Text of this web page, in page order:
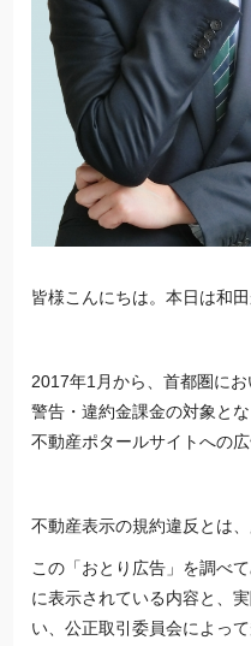
皆様こんにちは。本日は和田
2017年1月から、首都圏に
警告・違約金課金の対象と
不動産ポタールサイトへの
不動産表示の規約違反とは
この「おとり広告」を調べ
に表示されている内容と、
い、公正取引委員会によっ